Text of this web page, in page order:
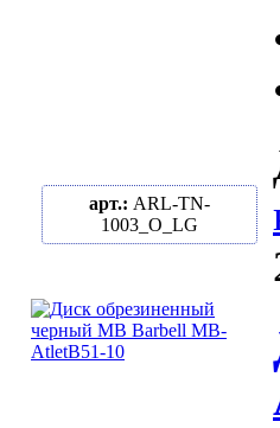
арт.: ARL-TN-
1003_O_LG